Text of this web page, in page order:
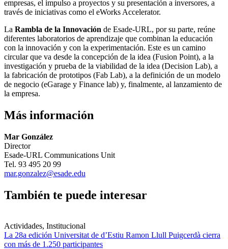
empresas, el impulso a proyectos y su presentación a inversores, a
través de iniciativas como el eWorks Accelerator.
La Rambla de la Innovación de Esade-URL, por su parte, reúne
diferentes laboratorios de aprendizaje que combinan la educación
con la innovación y con la experimentación. Este es un camino
circular que va desde la concepción de la idea (Fusion Point), a la
investigación y prueba de la viabilidad de la idea (Decision Lab), a
la fabricación de prototipos (Fab Lab), a la definición de un modelo
de negocio (eGarage y Finance lab) y, finalmente, al lanzamiento de
la empresa.
Más información
Mar González
Director
Esade-URL Communications Unit
Tel. 93 495 20 99
mar.gonzalez@esade.edu
También te puede interesar
Actividades, Institucional
La 28a edición Universitat de d’Estiu Ramon Llull Puigcerdà cierra
con más de 1.250 participantes